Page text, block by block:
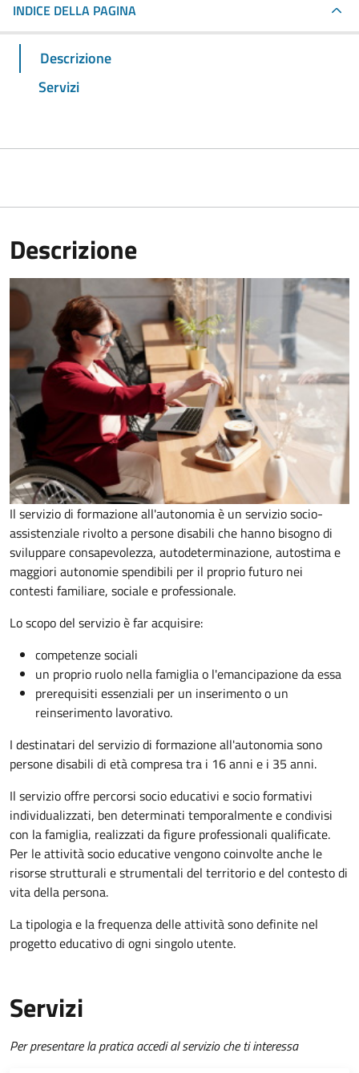
INDICE DELLA PAGINA
Descrizione
Servizi
Descrizione
Il servizio di formazione all'autonomia è un servizio socio-
assistenziale rivolto a persone disabili che hanno bisogno di
sviluppare consapevolezza, autodeterminazione, autostima e
maggiori autonomie spendibili per il proprio futuro nei
contesti familiare, sociale e professionale.
Lo scopo del servizio è far acquisire:
competenze sociali
un proprio ruolo nella famiglia o l'emancipazione da essa
prerequisiti essenziali per un inserimento o un
reinserimento lavorativo.
I destinatari del servizio di formazione all'autonomia sono
persone disabili di età compresa tra i 16 anni e i 35 anni.
Il servizio offre percorsi socio educativi e socio formativi
individualizzati, ben determinati temporalmente e condivisi
con la famiglia, realizzati da figure professionali qualificate.
Per le attività socio educative vengono coinvolte anche le
risorse strutturali e strumentali del territorio e del contesto di
vita della persona.
La tipologia e la frequenza delle attività sono definite nel
progetto educativo di ogni singolo utente.
Servizi
Per presentare la pratica accedi al servizio che ti interessa